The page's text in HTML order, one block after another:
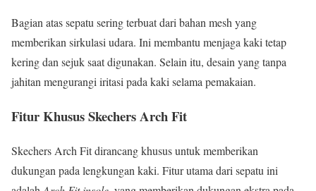
Bagian atas sepatu sering terbuat dari bahan mesh yang
memberikan sirkulasi udara. Ini membantu menjaga kaki tetap
kering dan sejuk saat digunakan. Selain itu, desain yang tanpa
jahitan mengurangi iritasi pada kaki selama pemakaian.
Fitur Khusus Skechers Arch Fit
Skechers Arch Fit dirancang khusus untuk memberikan
dukungan pada lengkungan kaki. Fitur utama dari sepatu ini